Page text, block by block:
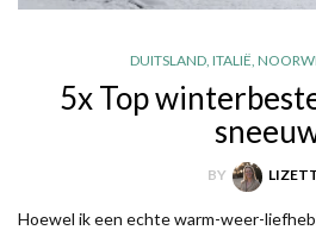
DUITSLAND, ITALIË,
5x Top
BY
Hoewel ik een echte warm-weer-